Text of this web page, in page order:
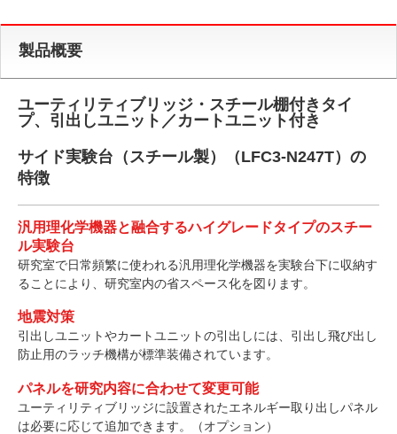
製品概要
ユーティリティブリッジ・スチール棚付きタイ
プ、引出しユニット／カートユニット付き
サイド実験台（スチール製）（LFC3-N247T）の
特徴
汎用理化学機器と融合するハイグレードタイプのスチー
ル実験台
研究室で日常頻繁に使われる汎用理化学機器を実験台下に収納す
ることにより、研究室内の省スペース化を図ります。
地震対策
引出しユニットやカートユニットの引出しには、引出し飛び出し
防止用のラッチ機構が標準装備されています。
パネルを研究内容に合わせて変更可能
ユーティリティブリッジに設置されたエネルギー取り出しパネル
は必要に応じて追加できます。（オプション）